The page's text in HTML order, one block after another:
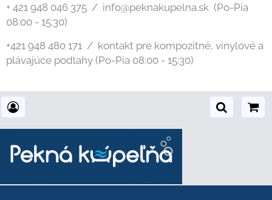
+ 421 948 046 375 / info@peknakupelna.sk (Po-Pia
08:00 - 15:30)
+421 948 480 171 / kontakt pre kompozitné, vinylové a
plávajúce podlahy (Po-Pia 08:00 - 15:30)